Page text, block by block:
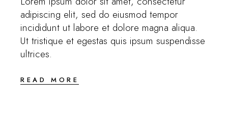
adipiscing elit, sed do eiusmod tempor
incididunt ut labore et dolore magna aliqua.
Ut tristique et egestas quis ipsum suspendisse
ultrices.
READ MORE